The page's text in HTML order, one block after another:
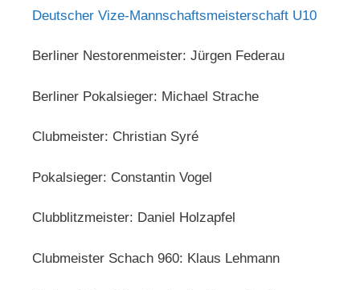
Deutscher Vize-Mannschaftsmeisterschaft U10
Berliner Nestorenmeister: Jürgen Federau
Berliner Pokalsieger: Michael Strache
Clubmeister: Christian Syré
Pokalsieger: Constantin Vogel
Clubblitzmeister: Daniel Holzapfel
Clubmeister Schach 960: Klaus Lehmann